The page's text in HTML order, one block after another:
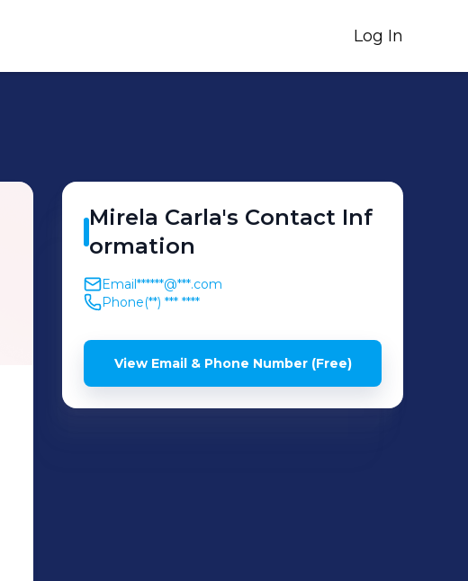
Log In
Mirela Carla's Contact Inf
ormation
Email******@***.com
Phone(**) *** ****
View Email & Phone Number (Free)